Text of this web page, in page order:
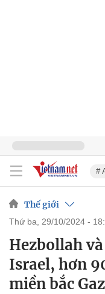
#
Thế giới
thứ ba, 29/10/2024 -
Hezbollah
Israel, hơn
miền bắc